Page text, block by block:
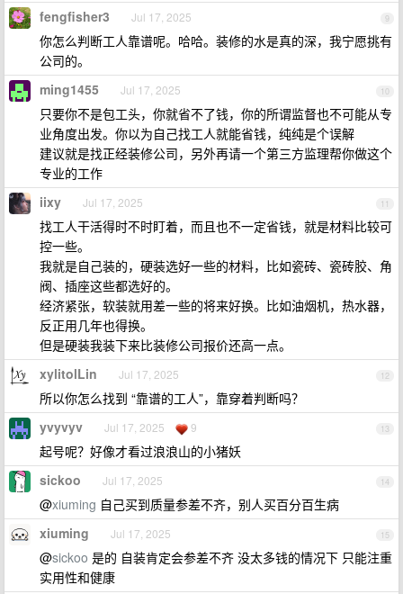
9
fengfisher3 Jul 17, 2025
你怎么判断工人靠谱呢。哈哈。装修的水是真的深，我宁愿挑有
公司的。
10
ming1455 Jul 17, 2025
只要你不是包工头，你就省不了钱，你的所谓监督也不可能从专
业角度出发。你以为自己找工人就能省钱，纯纯是个误解
建议就是找正经装修公司，另外再请一个第三方监理帮你做这个
专业的工作
11
iixy Jul 17, 2025
找工人干活得时不时盯着，而且也不一定省钱，就是材料比较可
控一些。
我就是自己装的，硬装选好一些的材料，比如瓷砖、瓷砖胶、角
阀、插座这些都选好的。
经济紧张，软装就用差一些的将来好换。比如油烟机，热水器，
反正用几年也得换。
但是硬装我装下来比装修公司报价还高一点。
12
xylitolLin Jul 17, 2025
所以你怎么找到 “靠谱的工人”，靠穿着判断吗？
13
yvyvyv Jul 17, 2025 9
起号呢？好像才看过浪浪山的小猪妖
14
sickoo Jul 17, 2025
@xiuming 自己买到质量参差不齐，别人买百分百生病
15
xiuming Jul 17, 2025
@sickoo 是的 自装肯定会参差不齐 没太多钱的情况下 只能注重
实用性和健康